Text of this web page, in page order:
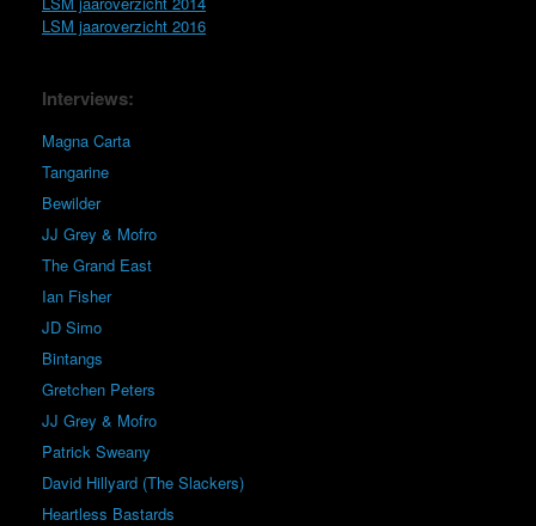
LSM jaaroverzicht 2016
Interviews:
Magna Carta
Tangarine
Bewilder
JJ Grey & Mofro
The Grand East
Ian Fisher
JD Simo
Bintangs
Gretchen Peters
JJ Grey & Mofro
Patrick Sweany
David Hillyard (The Slackers)
Heartless Bastards